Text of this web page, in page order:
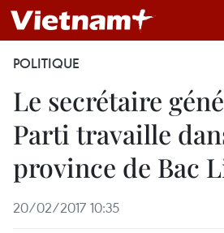
POLITIQUE
Le secrétaire
Parti travaille
province de Bac
20/02/2017 10:35